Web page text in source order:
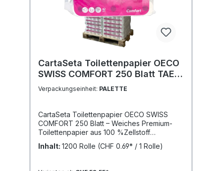
CartaSeta Toilettenpapier OECO
SWISS COMFORT 250 Blatt TAE
1583456
Verpackungseinheit: PALETTE
CartaSeta Toilettenpapier OECO SWISS
COMFORT 250 Blatt – Weiches Premium-
Toilettenpapier aus 100 %Zellstoff
Entdecken Sie das CartaSeta
Toilettenpapier OECO SWISS COMFORT
Inhalt: 1200 Rolle (CHF 0.69* / 1 Rolle)